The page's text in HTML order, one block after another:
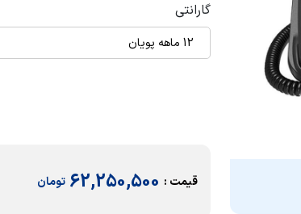
گارانتی
12 ماهه پویان
قیمت : 62,250,500 تومان